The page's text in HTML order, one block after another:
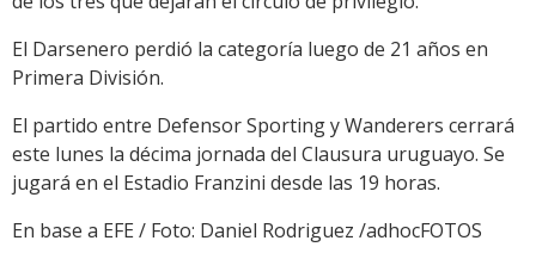
El Darsenero perdió la categoría luego de 21 años en
Primera División.
El partido entre Defensor Sporting y Wanderers cerrará
este lunes la décima jornada del Clausura uruguayo. Se
jugará en el Estadio Franzini desde las 19 horas.
En base a EFE / Foto: Daniel Rodriguez /adhocFOTOS